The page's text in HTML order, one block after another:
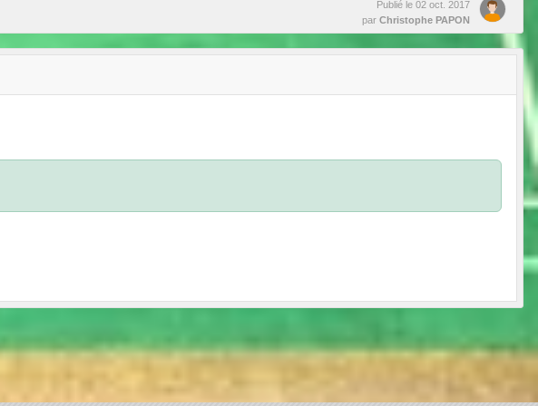
Publié le 02 oct. 2017
par Christophe PAPON